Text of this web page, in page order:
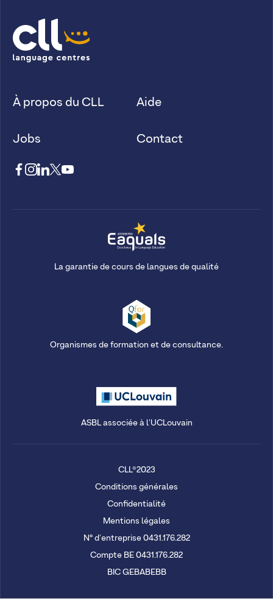
À propos du CLL
Jobs
Aide
Contact
La garantie de cours de langues de qualité
Organismes de formation et de consultance.
ASBL associée à l'UCLouvain
CLL®2023
Conditions générales
Confidentialité
Mentions légales
N° d'entreprise 0431.176.282
Compte BE 0431.176.282
BIC GEBABEBB